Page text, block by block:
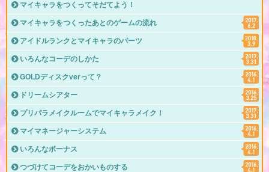
マイキャラをつくってそだてよう！
マイキャラをつくったあとのゲームの流れ
アイドルランクとマイキャラのパーツ
いろんなコーデのしかた
GOLDディスクverって？
ドリームシアター
プリパラメイクルームでマイキャラメイク！
マイマネージャーシステム
いろんなボーナス
つづけてコーデをおかいものする